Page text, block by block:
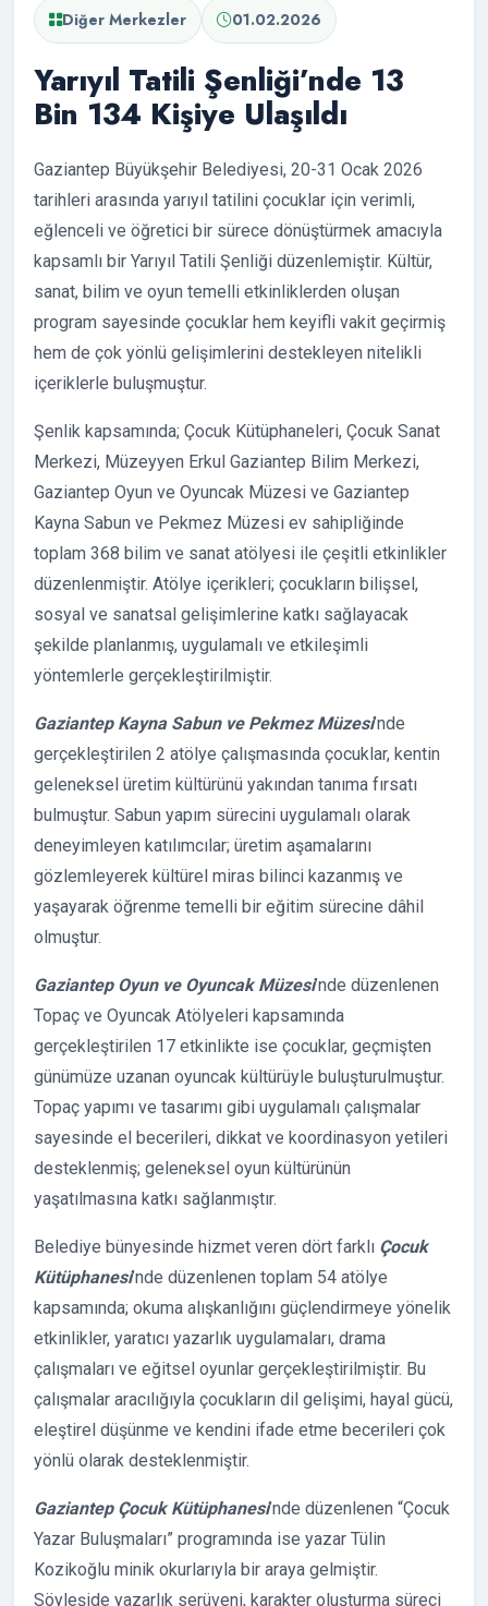
Diğer Merkezler 01.02.2026
Yarıyıl Tatili Şenliği’nde 13
Bin 134 Kişiye Ulaşıldı
Gaziantep Büyükşehir Belediyesi, 20-31 Ocak 2026
tarihleri arasında yarıyıl tatilini çocuklar için verimli,
eğlenceli ve öğretici bir sürece dönüştürmek amacıyla
kapsamlı bir Yarıyıl Tatili Şenliği düzenlemiştir. Kültür,
sanat, bilim ve oyun temelli etkinliklerden oluşan
program sayesinde çocuklar hem keyifli vakit geçirmiş
hem de çok yönlü gelişimlerini destekleyen nitelikli
içeriklerle buluşmuştur.
Şenlik kapsamında; Çocuk Kütüphaneleri, Çocuk Sanat
Merkezi, Müzeyyen Erkul Gaziantep Bilim Merkezi,
Gaziantep Oyun ve Oyuncak Müzesi ve Gaziantep
Kayna Sabun ve Pekmez Müzesi ev sahipliğinde
toplam 368 bilim ve sanat atölyesi ile çeşitli etkinlikler
düzenlenmiştir. Atölye içerikleri; çocukların bilişsel,
sosyal ve sanatsal gelişimlerine katkı sağlayacak
şekilde planlanmış, uygulamalı ve etkileşimli
yöntemlerle gerçekleştirilmiştir.
Gaziantep Kayna Sabun ve Pekmez Müzesi’nde
gerçekleştirilen 2 atölye çalışmasında çocuklar, kentin
geleneksel üretim kültürünü yakından tanıma fırsatı
bulmuştur. Sabun yapım sürecini uygulamalı olarak
deneyimleyen katılımcılar; üretim aşamalarını
gözlemleyerek kültürel miras bilinci kazanmış ve
yaşayarak öğrenme temelli bir eğitim sürecine dâhil
olmuştur.
Gaziantep Oyun ve Oyuncak Müzesi’nde düzenlenen
Topaç ve Oyuncak Atölyeleri kapsamında
gerçekleştirilen 17 etkinlikte ise çocuklar, geçmişten
günümüze uzanan oyuncak kültürüyle buluşturulmuştur.
Topaç yapımı ve tasarımı gibi uygulamalı çalışmalar
sayesinde el becerileri, dikkat ve koordinasyon yetileri
desteklenmiş; geleneksel oyun kültürünün
yaşatılmasına katkı sağlanmıştır.
Belediye bünyesinde hizmet veren dört farklı Çocuk
Kütüphanesi’nde düzenlenen toplam 54 atölye
kapsamında; okuma alışkanlığını güçlendirmeye yönelik
etkinlikler, yaratıcı yazarlık uygulamaları, drama
çalışmaları ve eğitsel oyunlar gerçekleştirilmiştir. Bu
çalışmalar aracılığıyla çocukların dil gelişimi, hayal gücü,
eleştirel düşünme ve kendini ifade etme becerileri çok
yönlü olarak desteklenmiştir.
Gaziantep Çocuk Kütüphanesi’nde düzenlenen “Çocuk
Yazar Buluşmaları” programında ise yazar Tülin
Kozikoğlu minik okurlarıyla bir araya gelmiştir.
Söyleşide yazarlık serüveni, karakter oluşturma süreci